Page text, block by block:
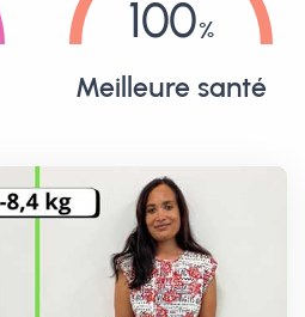
100
Meilleure santé